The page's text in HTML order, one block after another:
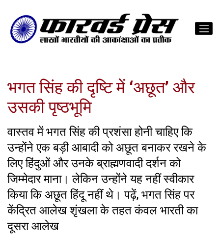
भगत सिंह की दृष्टि में ‘अछूत’ और
उसकी पृष्ठभूमि
वास्तव में भगत सिंह की प्रशंसा होनी चाहिए कि
उन्होंने एक बड़ी आबादी को अछूत बनाकर रखने के
लिए हिंदुओं और उनके ब्राह्मणवादी दर्शन को
जिम्मेदार माना। लेकिन उन्होंने यह नहीं स्वीकार
किया कि अछूत हिंदू नहीं थे। पढ़ें, भगत सिंह पर
केंद्रित आलेख शृंखला के तहत कंवल भारती का
दूसरा आलेख